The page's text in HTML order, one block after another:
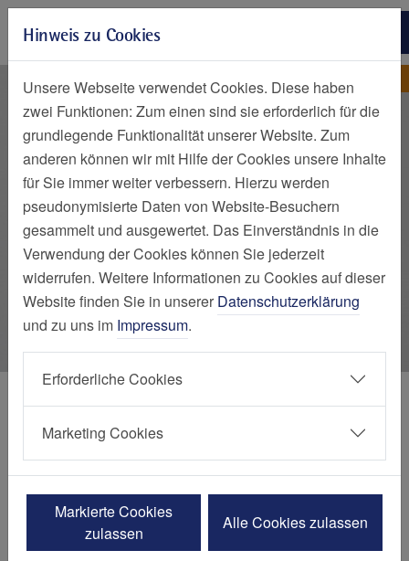
Zur Hauptnavigation springen
Zum Seiteninhalt springen
Zum Seitenende springen
Sturm-SimoneElisabeth-Krankenhaus Essen
Simone Sturm
Hinweis zu Cookies
Unsere Webseite verwendet Cookies. Diese haben
zwei Funktionen: Zum einen sind sie erforderlich für die
grundlegende Funktionalität unserer Website. Zum
anderen können wir mit Hilfe der Cookies unsere Inhalte
für Sie immer weiter verbessern. Hierzu werden
pseudonymisierte Daten von Website-Besuchern
gesammelt und ausgewertet. Das Einverständnis in die
Verwendung der Cookies können Sie jederzeit
widerrufen. Weitere Informationen zu Cookies auf dieser
Website finden Sie in unserer Datenschutzerklärung
und zu uns im Impressum.
Erforderliche Cookies
Marketing Cookies
Markierte Cookies
zulassen
Alle Cookies zulassen